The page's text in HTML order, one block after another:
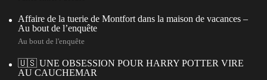
Affaire de la tuerie de Montfort dans la maison de vacances –
Au bout de l’enquête
Au bout de l'enquête
🇺🇸 UNE OBSESSION POUR HARRY POTTER VIRE
AU CAUCHEMAR